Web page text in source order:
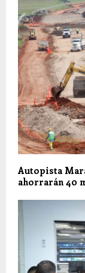
Autopista
ahorrarán 40